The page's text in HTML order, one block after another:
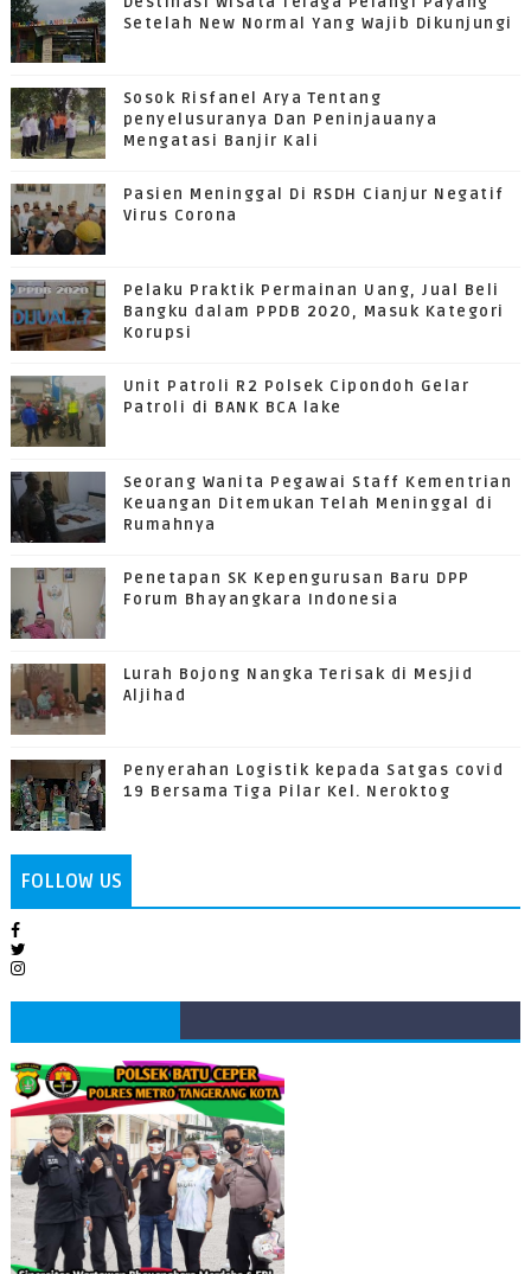
Setelah New Normal Yang Wajib Dikunjungi
Sosok Risfanel Arya Tentang
penyelusuranya Dan Peninjauanya
Mengatasi Banjir Kali
Pasien Meninggal Di RSDH Cianjur Negatif
Virus Corona
Pelaku Praktik Permainan Uang, Jual Beli
Bangku dalam PPDB 2020, Masuk Kategori
Korupsi
Unit Patroli R2 Polsek Cipondoh Gelar
Patroli di BANK BCA lake
Seorang Wanita Pegawai Staff Kementrian
Keuangan Ditemukan Telah Meninggal di
Rumahnya
Penetapan SK Kepengurusan Baru DPP
Forum Bhayangkara Indonesia
Lurah Bojong Nangka Terisak di Mesjid
Aljihad
Penyerahan Logistik kepada Satgas covid
19 Bersama Tiga Pilar Kel. Neroktog
FOLLOW US